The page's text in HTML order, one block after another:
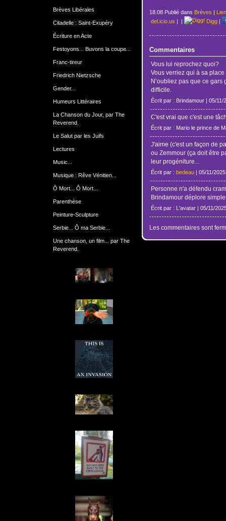
Brèves Libérales
Citadelle : Saint-Exupéry
Écriture en Acte
Festoyons... Buvons la coupe...
Franc-tireur
Friedrich Nietzsche
Gender...
Humeurs Littéraires
La Chanson du Jour, par The
Reverend.
Le Salut par les Juifs
Lectures
Music...
Musique : Rêve Vénitien...
Ô Mort... Ô Mort...
Parenthèse
Peinture-Sculpture
Serbie... Ô ma Serbie...
Une chanson, un film... par The
Reverend.
18:08 Publié dans Brèves |
del.icio.us | | Digg|
Commentaires
Vous lui reprochez quoi?
Vous verriez qui à sa
N’oubliez pas que ce gars
difficile.
Écrit par : Brindamour | 05/11/
C'est vrai que c'est une
Écrit par : Mario le prince de
J'aime (c'est un façon de
ou Zemmour (ça doit être
leur progéniture...
Écrit par : bedeau| 05/11/2025
Personne n'a défendu
Brindamour déplore
Écrit par : L'avatar | 05/11/
Les commentaires sont